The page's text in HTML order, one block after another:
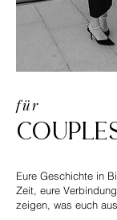
für
Eure Geschichte in
Zeit, eure
zeigen, was euch